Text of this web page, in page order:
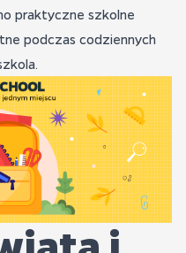
praktyczne szkolne
podczas codziennych